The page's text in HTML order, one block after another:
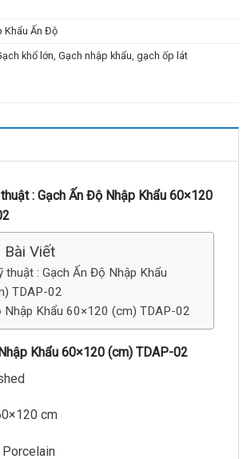
Khẩu Ấn Độ
khổ lớn Gạch nhập khẩu gạch ốp lát
: Gạch Ấn Độ Nhập Khẩu 60×120
Bài Viết
thuật : Gạch Ấn Độ Nhập Khẩu
TDAP-02
Nhập Khẩu 60×120 (cm) TDAP-02
Khẩu 60×120 (cm) TDAP-02
cm